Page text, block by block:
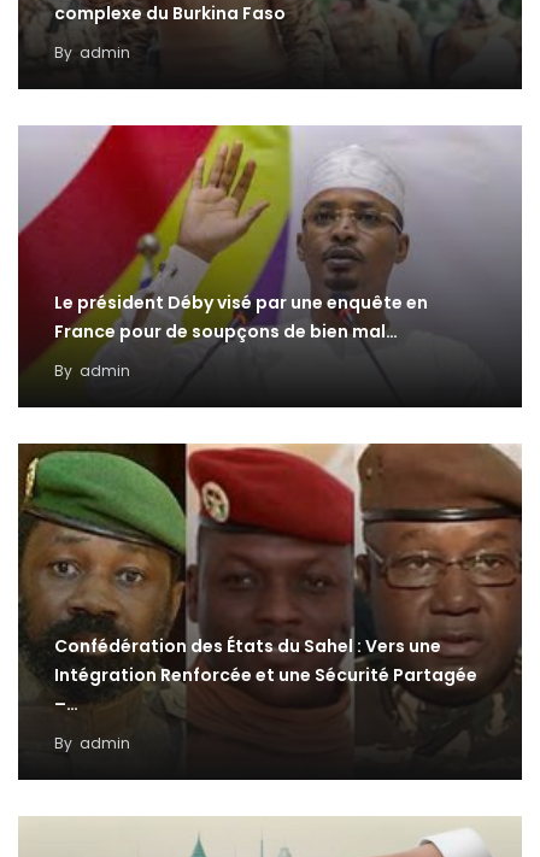
complexe du Burkina Faso
By admin
Le président Déby visé par une enquête en
France pour de soupçons de bien mal…
By admin
Confédération des États du Sahel : Vers une
Intégration Renforcée et une Sécurité Partagée
–…
By admin